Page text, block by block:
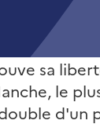
sa
le
d'un